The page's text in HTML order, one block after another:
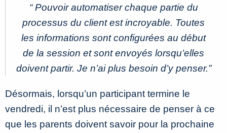
“ Pouvoir automatiser chaque partie du
processus du client est incroyable. Toutes
les informations sont configurées au début
de la session et sont envoyés lorsqu’elles
doivent partir. Je n’ai plus besoin d’y penser.”
Désormais, lorsqu’un participant termine le
vendredi, il n’est plus nécessaire de penser à ce
que les parents doivent savoir pour la prochaine